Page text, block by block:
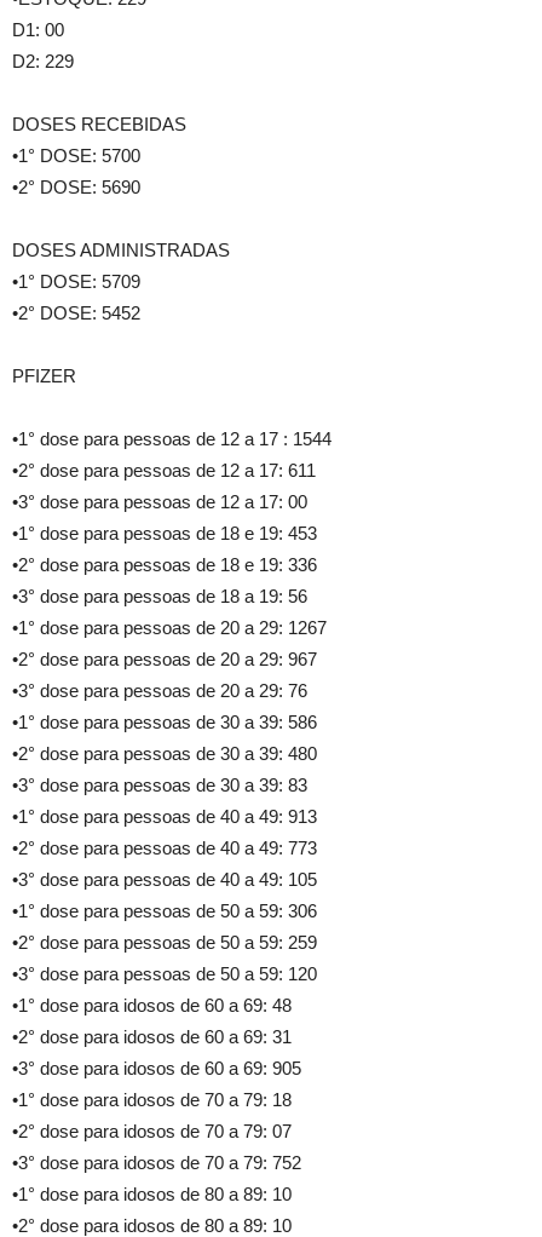
D1: 00
D2: 229
DOSES RECEBIDAS
•1° DOSE: 5700
•2° DOSE: 5690
DOSES ADMINISTRADAS
•1° DOSE: 5709
•2° DOSE: 5452
PFIZER
•1° dose para pessoas de 12 a 17 : 1544
•2° dose para pessoas de 12 a 17: 611
•3° dose para pessoas de 12 a 17: 00
•1° dose para pessoas de 18 e 19: 453
•2° dose para pessoas de 18 e 19: 336
•3° dose para pessoas de 18 a 19: 56
•1° dose para pessoas de 20 a 29: 1267
•2° dose para pessoas de 20 a 29: 967
•3° dose para pessoas de 20 a 29: 76
•1° dose para pessoas de 30 a 39: 586
•2° dose para pessoas de 30 a 39: 480
•3° dose para pessoas de 30 a 39: 83
•1° dose para pessoas de 40 a 49: 913
•2° dose para pessoas de 40 a 49: 773
•3° dose para pessoas de 40 a 49: 105
•1° dose para pessoas de 50 a 59: 306
•2° dose para pessoas de 50 a 59: 259
•3° dose para pessoas de 50 a 59: 120
•1° dose para idosos de 60 a 69: 48
•2° dose para idosos de 60 a 69: 31
•3° dose para idosos de 60 a 69: 905
•1° dose para idosos de 70 a 79: 18
•2° dose para idosos de 70 a 79: 07
•3° dose para idosos de 70 a 79: 752
•1° dose para idosos de 80 a 89: 10
•2° dose para idosos de 80 a 89: 10